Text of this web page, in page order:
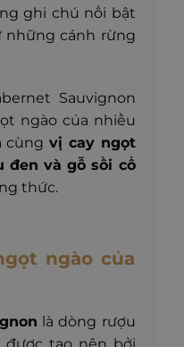
ghi chú nổi bật
những cánh rừng
Sauvignon
ngào của nhiều
cùngvị cay ngọt
đen và gỗ sồi cổ
thức.
ngào của
là dòng rượu